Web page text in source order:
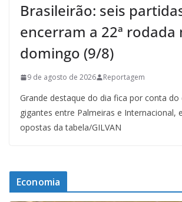
Brasileirão: seis
encerram a 22ª rodada
domingo (9/8)
9 de agosto de 2026 Reportagem
Grande destaque do dia fica por conta do
gigantes entre Palmeiras e Internacional,
opostas da tabela/GILVAN
Economia